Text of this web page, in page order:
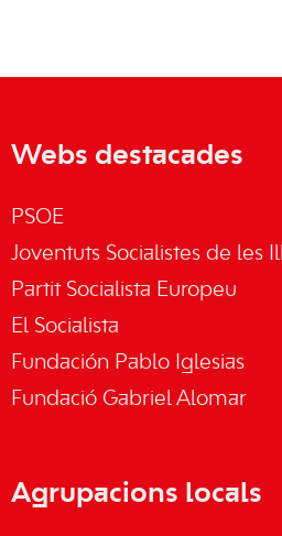
Webs destacades
PSOE
Joventuts Socialistes de les
Partit Socialista Europeu
El Socialista
Fundación Pablo Iglesias
Fundació Gabriel Alomar
Agrupacions locals